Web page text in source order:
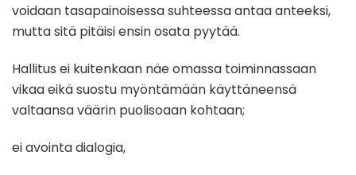
voidaan tasapainoisessa suhteessa antaa anteeksi,
mutta sitä pitäisi ensin osata pyytää.
Hallitus ei kuitenkaan näe omassa toiminnassaan
vikaa eikä suostu myöntämään käyttäneensä
valtaansa väärin puolisoaan kohtaan;
ei avointa dialogia,